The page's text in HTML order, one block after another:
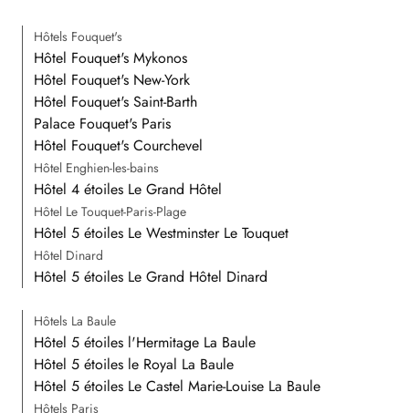
Hôtels Fouquet's
Hôtel Fouquet's Mykonos
Hôtel Fouquet's New-York
Hôtel Fouquet's Saint-Barth
Palace Fouquet's Paris
Hôtel Fouquet's Courchevel
Hôtel Enghien-les-bains
Hôtel 4 étoiles Le Grand Hôtel
Hôtel Le Touquet-Paris-Plage
Hôtel 5 étoiles Le Westminster Le Touquet
Hôtel Dinard
Hôtel 5 étoiles Le Grand Hôtel Dinard
Hôtels La Baule
Hôtel 5 étoiles l'Hermitage La Baule
Hôtel 5 étoiles le Royal La Baule
Hôtel 5 étoiles Le Castel Marie-Louise La Baule
Hôtels Paris